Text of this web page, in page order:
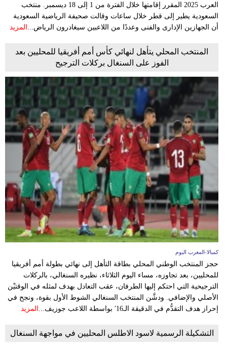
العرب 2025 المقرر إقامتها خلال الفترة من 1 إلى 18 ديسمبر. منتخب
السعودية يطير إلى قطر خلال ساعات وقالت صحيفة الرياضية السعودية
أن الجهازين الإدارى والفنى وعددًا من اللاعبين سيغادرون الرياض...
المزيد
المنتخب المحلي يتأهل لنهائي كأس أمم أفريقيا للمحليين بعد
الفوز على السنغال بركلات الترجيح
كمبالا-المغرب اليوم
حجز المنتخب الوطني المحلي بطاقة التأهل إلى نهائي بطولة أمم أفريقيا
للمحليين، بعد تجاوزه، مساء اليوم الثلاثاء، نظيره السنغالي، بالركلات
الترجيحية التي احتكم إليها الطرفان، عقب التعادل بهدف لمثله في الوقتيْن
الأصلي والإضافي. ودشَّن المنتخب السنغالي الشوط الأول بقوة، ونجح في
إحراز هدف التقدُّم في الدقيقة الـ16′ بواسطة اللاعب جوزيف...
المزيد
التشكيلة الرسمية لاسود الاطلس المحليين في مواجهة السنغال